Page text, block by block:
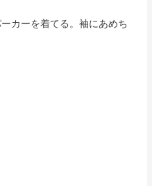
カーを着てる。袖にあめち